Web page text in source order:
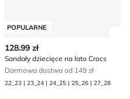
POPULARNE
128.99 zł
Sandały dziecięce na lato Crocs
Darmowa dostwa od 149 zł
22_23 | 23_24 | 24_25 | 25_26 | 27_28